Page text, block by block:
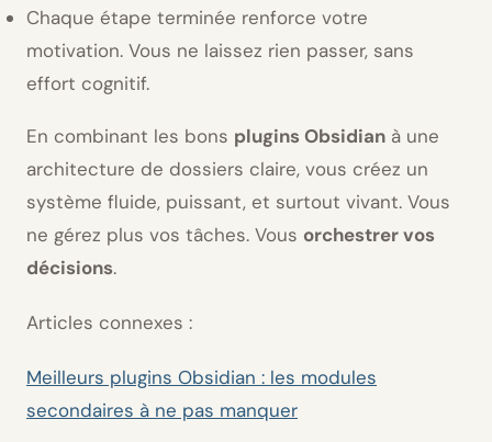
Chaque étape terminée renforce votre
motivation. Vous ne laissez rien passer, sans
effort cognitif.
En combinant les bons plugins Obsidian à une
architecture de dossiers claire, vous créez un
système fluide, puissant, et surtout vivant. Vous
ne gérez plus vos tâches. Vous orchestrer vos
décisions.
Articles connexes :
Meilleurs plugins Obsidian : les modules
secondaires à ne pas manquer